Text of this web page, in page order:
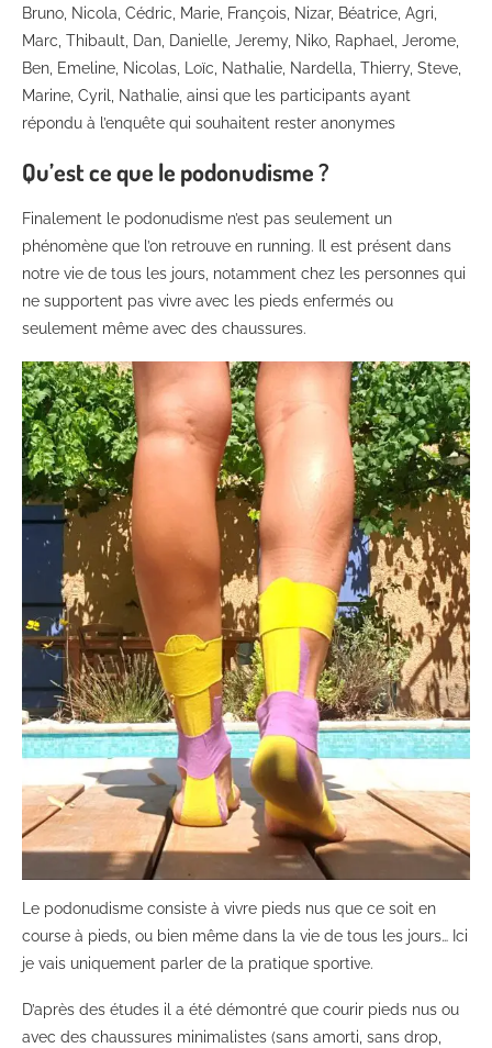
Bruno, Nicola, Cédric, Marie, François, Nizar, Béatrice, Agri,
Marc, Thibault, Dan, Danielle, Jeremy, Niko, Raphael, Jerome,
Ben, Emeline, Nicolas, Loïc, Nathalie, Nardella, Thierry, Steve,
Marine, Cyril, Nathalie, ainsi que les participants ayant
répondu à l’enquête qui souhaitent rester anonymes
Qu’est ce que le podonudisme ?
Finalement le podonudisme n’est pas seulement un
phénomène que l’on retrouve en running. Il est présent dans
notre vie de tous les jours, notamment chez les personnes qui
ne supportent pas vivre avec les pieds enfermés ou
seulement même avec des chaussures.
Le podonudisme consiste à vivre pieds nus que ce soit en
course à pieds, ou bien même dans la vie de tous les jours… Ici
je vais uniquement parler de la pratique sportive.
D’après des études il a été démontré que courir pieds nus ou
avec des chaussures minimalistes (sans amorti, sans drop,